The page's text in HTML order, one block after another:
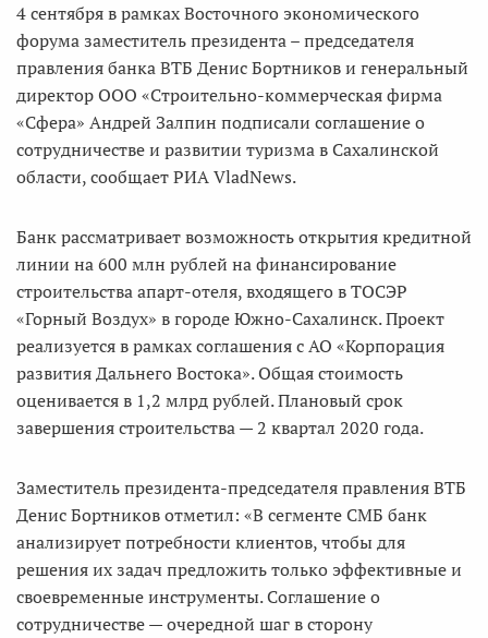
4 сентября в рамках Восточного экономического
форума заместитель президента – председателя
правления банка ВТБ Денис Бортников и генеральный
директор ООО «Строительно-коммерческая фирма
«Сфера» Андрей Залпин подписали соглашение о
сотрудничестве и развитии туризма в Сахалинской
области, сообщает РИА VladNews.
Банк рассматривает возможность открытия кредитной
линии на 600 млн рублей на финансирование
строительства апарт-отеля, входящего в ТОСЭР
«Горный Воздух» в городе Южно-Сахалинск. Проект
реализуется в рамках соглашения с АО «Корпорация
развития Дальнего Востока». Общая стоимость
оценивается в 1,2 млрд рублей. Плановый срок
завершения строительства — 2 квартал 2020 года.
Заместитель президента-председателя правления ВТБ
Денис Бортников отметил: «В сегменте СМБ банк
анализирует потребности клиентов, чтобы для
решения их задач предложить только эффективные и
своевременные инструменты. Соглашение о
сотрудничестве — очередной шаг в сторону